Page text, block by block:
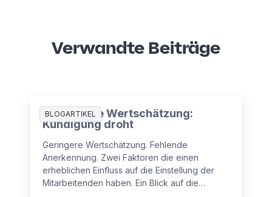
Verwandte Beiträge
BLOGARTIKEL
Mangelnde Wertschätzung:
Kündigung droht
Geringere Wertschätzung. Fehlende
Anerkennung. Zwei Faktoren die einen
erheblichen Einfluss auf die Einstellung der
Mitarbeitenden haben. Ein Blick auf die